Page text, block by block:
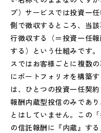
プ）サービスでは投資一
側で徴収するところ、当
行徴収する（＝投資一任
する）という仕組みです
スではお客様ごとに複数
にポートフォリオを構築
は、ひとつの投資一任契
報酬内蔵型投信のみであ
とはしていません。この
の信託報酬に『内蔵』す